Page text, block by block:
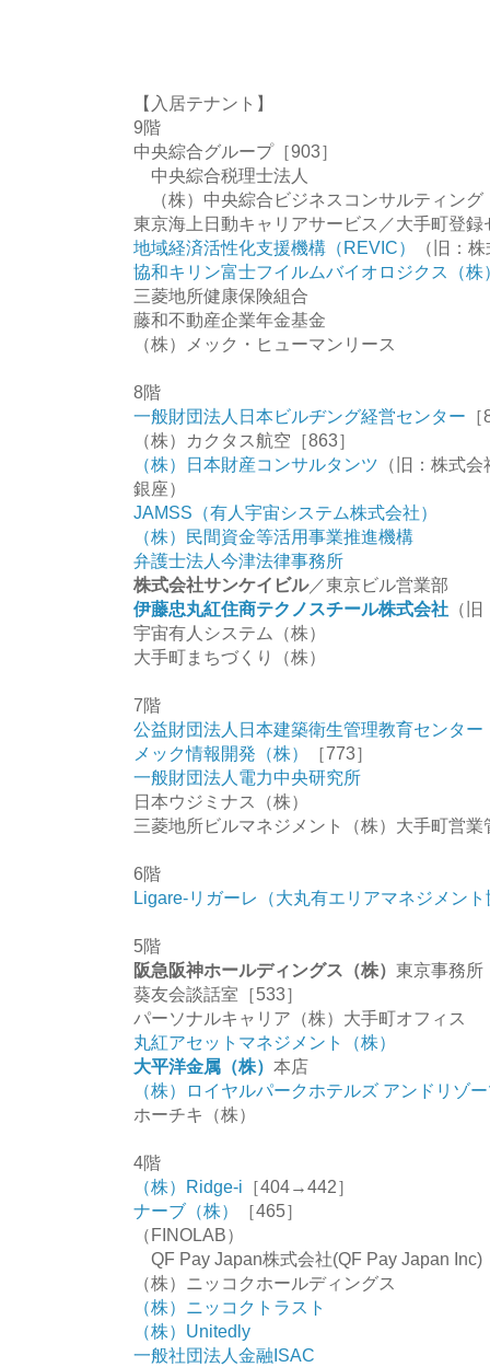
【入居テナント】
9階
中央綜合グループ［903］
中央綜合税理士法人
（株）中央綜合ビジネスコンサルティング
東京海上日動キャリアサービス／大手町登録
地域経済活性化支援機構（REVIC）
（旧：
協和キリン富士フイルムバイオロジクス（株
三菱地所健康保険組合
藤和不動産企業年金基金
（株）メック・ヒューマンリース
8階
一般財団法人日本ビルヂング経営センター
（株）カクタス航空［863］
（株）日本財産コンサルタンツ （旧：株式
銀座）
JAMSS（有人宇宙システム株式会社）
（株）民間資金等活用事業推進機構
弁護士法人今津法律事務所
株式会社サンケイビル／東京ビル営業部
伊藤忠丸紅住商テクノスチール株式会社 （
宇宙有人システム（株）
大手町まちづくり（株）
7階
公益財団法人日本建築衛生管理教育センター
メック情報開発（株）
［773］
一般財団法人電力中央研究所
日本ウジミナス（株）
三菱地所ビルマネジメント（株）大手町営業
6階
Ligare‐リガーレ（大丸有エリアマネジメン
5階
阪急阪神ホールディングス（株） 東京事務所
葵友会談話室［533］
パーソナルキャリア（株）大手町オフィス
丸紅アセットマネジメント（株）
大平洋金属（株） 本店
（株）ロイヤルパークホテルズ アンドリゾ
ホーチキ（株）
4階
（株）Ridge-i ［404→442］
ナーブ（株）
［465］
（FINOLAB）
QF Pay Japan株式会社(QF Pay Japan Inc)
（株）ニッコクホールディングス
（株）ニッコクトラスト
（株）Unitedly
一般社団法人金融ISAC